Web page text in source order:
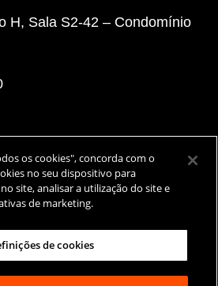
H, Sala S2-42 – Condomínio
471
Centro
os cookies", concorda com o
no seu dispositivo para
site, analisar a utilização do site e
de marketing.
de cookies